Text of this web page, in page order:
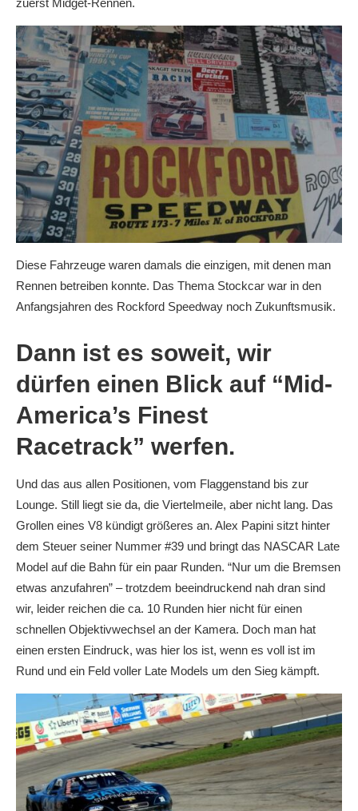
zuerst Midget-Rennen.
Diese Fahrzeuge waren damals die einzigen, mit denen man
Rennen betreiben konnte. Das Thema Stockcar war in den
Anfangsjahren des Rockford Speedway noch Zukunftsmusik.
Dann ist es soweit, wir
dürfen einen Blick auf “Mid-
America’s Finest
Racetrack” werfen.
Und das aus allen Positionen, vom Flaggenstand bis zur
Lounge. Still liegt sie da, die Viertelmeile, aber nicht lang. Das
Grollen eines V8 kündigt größeres an. Alex Papini sitzt hinter
dem Steuer seiner Nummer #39 und bringt das NASCAR Late
Model auf die Bahn für ein paar Runden. “Nur um die Bremsen
etwas anzufahren” – trotzdem beeindruckend nah dran sind
wir, leider reichen die ca. 10 Runden hier nicht für einen
schnellen Objektivwechsel an der Kamera. Doch man hat
einen ersten Eindruck, was hier los ist, wenn es voll ist im
Rund und ein Feld voller Late Models um den Sieg kämpft.